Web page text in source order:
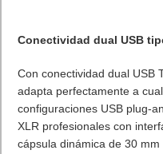
Conectividad dual USB
Con conectividad dual USB
adapta perfectamente a
configuraciones USB plug-
XLR profesionales con
cápsula dinámica de 30